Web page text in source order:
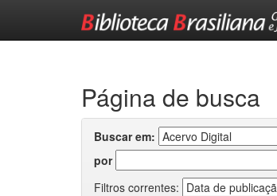
Página de busca
Buscar em:
por
Filtros correntes: